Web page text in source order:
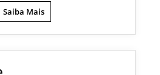
Saiba Mais